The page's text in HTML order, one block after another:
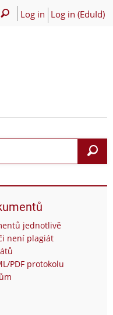
Log in Log in (EduId)
jednotlivě
není plagiát
PDF protokolu